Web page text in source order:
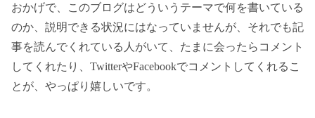
おかげで、このブログはどういうテーマで何を書いている
のか、説明できる状況にはなっていませんが、それでも記
事を読んでくれている人がいて、たまに会ったらコメント
してくれたり、TwitterやFacebookでコメントしてくれるこ
とが、やっぱり嬉しいです。